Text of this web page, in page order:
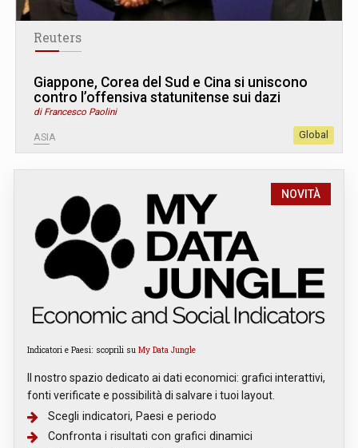
Reuters
Giappone, Corea del Sud e Cina si uniscono
contro l’offensiva statunitense sui dazi
di Francesco Paolini
ASIA Global
NOVITÀ
Indicatori e Paesi: scoprili su My Data Jungle
Il nostro spazio dedicato ai dati economici: grafici interattivi,
fonti verificate e possibilità di salvare i tuoi layout.
Scegli indicatori, Paesi e periodo
Confronta i risultati con grafici dinamici